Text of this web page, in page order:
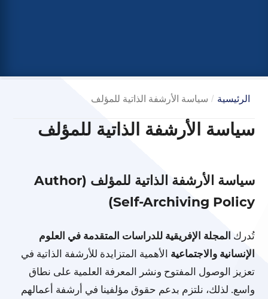
الرئيسية / سياسة الأرشفة الذاتية للمؤلف
سياسة الأرشفة الذاتية للمؤلف
سياسة الأرشفة الذاتية للمؤلف (Author
Self-Archiving Policy)
تُدرك المجلة الإفريقية للدراسات المتقدمة في العلوم
الإنسانية والاجتماعية الأهمية المتزايدة للأرشفة الذاتية في
تعزيز الوصول المفتوح ونشر المعرفة العلمية على نطاق
واسع. لذلك، نلتزم بدعم حقوق مؤلفينا في أرشفة أعمالهم